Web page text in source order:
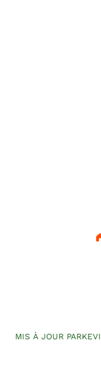
MIS À JOUR PAR